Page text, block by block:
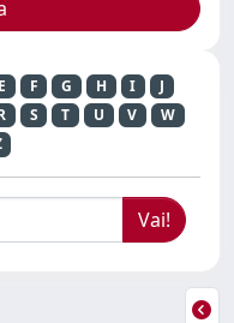
E F G H I
J
S T U V
W